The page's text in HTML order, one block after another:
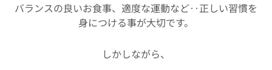
バランスの良いお食事、適度な運動など‥正しい習慣を
身につける事が大切です。
しかしながら、